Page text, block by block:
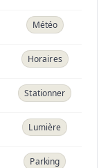
Météo
Horaires
Stationner
Lumière
Parking